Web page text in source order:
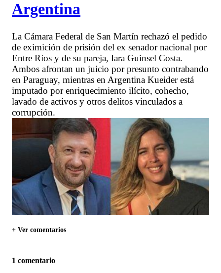
Argentina
La Cámara Federal de San Martín rechazó el pedido
de eximición de prisión del ex senador nacional por
Entre Ríos y de su pareja, Iara Guinsel Costa.
Ambos afrontan un juicio por presunto contrabando
en Paraguay, mientras en Argentina Kueider está
imputado por enriquecimiento ilícito, cohecho,
lavado de activos y otros delitos vinculados a
corrupción.
+ Ver comentarios
1 comentario